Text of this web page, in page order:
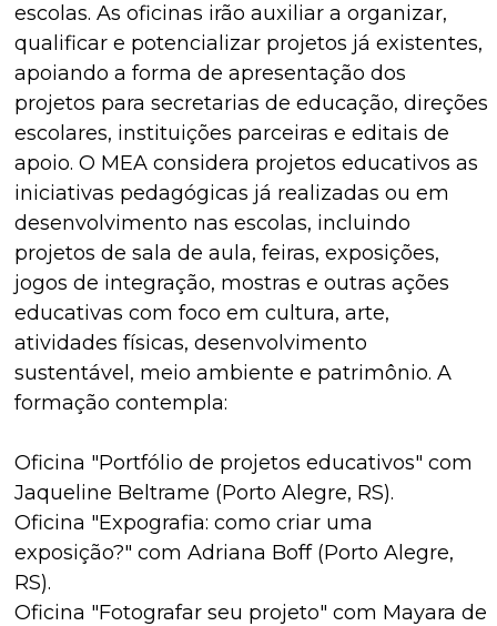
escolas. As oficinas irão auxiliar a organizar,
qualificar e potencializar projetos já existentes,
apoiando a forma de apresentação dos
projetos para secretarias de educação, direções
escolares, instituições parceiras e editais de
apoio. O MEA considera projetos educativos as
iniciativas pedagógicas já realizadas ou em
desenvolvimento nas escolas, incluindo
projetos de sala de aula, feiras, exposições,
jogos de integração, mostras e outras ações
educativas com foco em cultura, arte,
atividades físicas, desenvolvimento
sustentável, meio ambiente e patrimônio. A
formação contempla:
Oficina "Portfólio de projetos educativos" com
Jaqueline Beltrame (Porto Alegre, RS).
Oficina "Expografia: como criar uma
exposição?" com Adriana Boff (Porto Alegre,
RS).
Oficina "Fotografar seu projeto" com Mayara de